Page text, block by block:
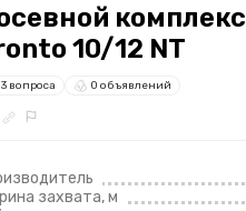
комплекс
10/12 NT
3 вопроса 0 объявлений
заxвата, м